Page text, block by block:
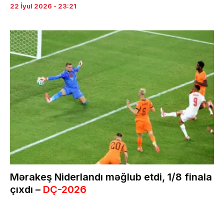
22 İyul 2026 - 23:21
Mərakeş Niderlandı məğlub etdi, 1/8 finala
çıxdı – DÇ-2026